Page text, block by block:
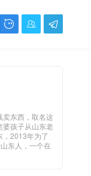
  
卖东西，取名这
婆孩子从山东老
2013年为了
东人，一个在